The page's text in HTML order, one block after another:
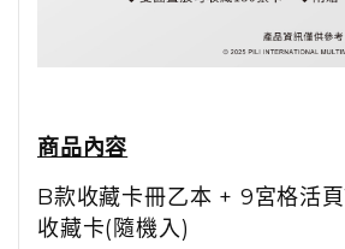
商品內容
B款收藏卡冊乙本 + 9宮格活
收藏卡(隨機入)